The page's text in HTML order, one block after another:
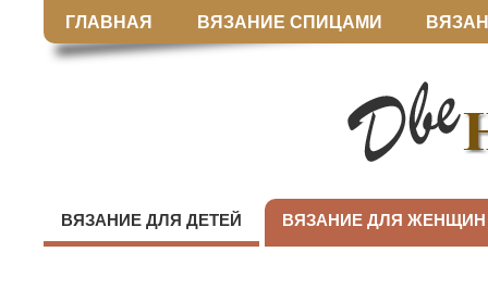
ГЛАВНАЯ ВЯЗАНИЕ СПИЦАМИ
ВЯЗАНИЕ ДЛЯ ДЕТЕЙ ВЯЗАНИЕ ДЛЯ ЖЕНЩИН